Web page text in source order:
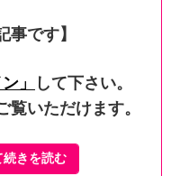
事です】
」
して下さい。
覧いただけます。
続きを読む